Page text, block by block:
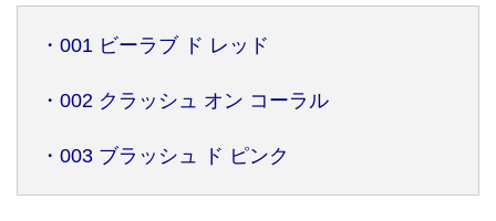
・001 ビーラブ ド レッド
・002 クラッシュ オン コーラル
・003 ブラッシュ ド ピンク